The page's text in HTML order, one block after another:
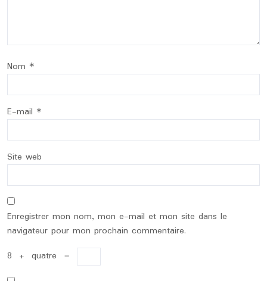
Nom *
E-mail *
Site web
Enregistrer mon nom, mon e-mail et mon site dans le
navigateur pour mon prochain commentaire.
8 + quatre =